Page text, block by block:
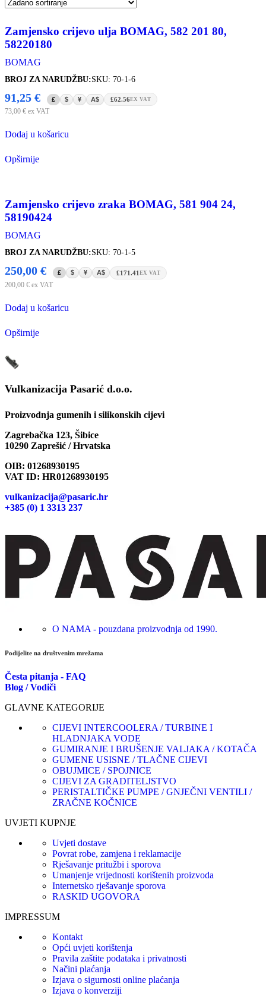
Zamjensko crijevo ulja BOMAG, 582 201 80,
58220180
BOMAG
BROJ ZA NARUDŽBU:SKU: 70-1-6
91,25 € £ $ ¥ A$ £62.56EX VAT
73,00 € ex VAT
Dodaj u košaricu
Opširnije
Zamjensko crijevo zraka BOMAG, 581 904 24,
58190424
BOMAG
BROJ ZA NARUDŽBU:SKU: 70-1-5
250,00 € £ $ ¥ A$ £171.41 EX VAT
200,00 € ex VAT
Dodaj u košaricu
Opširnije
Vulkanizacija Pasarić d.o.o.
Proizvodnja gumenih i silikonskih cijevi
Zagrebačka 123, Šibice
10290 Zaprešić / Hrvatska
OIB: 01268930195
VAT ID: HR01268930195
vulkanizacija@pasaric.hr
+385 (0) 1 3313 237
O NAMA - pouzdana proizvodnja od 1990.
Podijelite na društvenim mrežama
Česta pitanja - FAQ
Blog / Vodiči
GLAVNE KATEGORIJE
CIJEVI INTERCOOLERA / TURBINE I
HLADNJAKA VODE
GUMIRANJE I BRUŠENJE VALJAKA / KOTAČA
GUMENE USISNE / TLAČNE CIJEVI
OBUJMICE / SPOJNICE
CIJEVI ZA GRADITELJSTVO
PERISTALTIČKE PUMPE / GNJEČNI VENTILI /
ZRAČNE KOČNICE
UVJETI KUPNJE
Uvjeti dostave
Povrat robe, zamjena i reklamacije
Rješavanje pritužbi i sporova
Umanjenje vrijednosti korištenih proizvoda
Internetsko rješavanje sporova
RASKID UGOVORA
IMPRESSUM
Kontakt
Opći uvjeti korištenja
Pravila zaštite podataka i privatnosti
Načini plaćanja
Izjava o sigurnosti online plaćanja
Izjava o konverziji